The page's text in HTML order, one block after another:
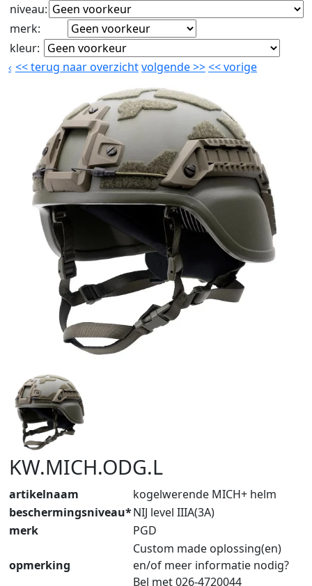
niveau:
merk:
kleur:
<<terug naar overzichtvolgende>><<vorige
KW.MICH.ODG.L
artikelnaam
kogelwerende MICH+ helm
beschermingsniveau*NIJ level IIIA(3A)
merk
PGD
opmerking
Custom made oplossing(en)
en/of meer informatie nodig?
Bel met 026-4720044